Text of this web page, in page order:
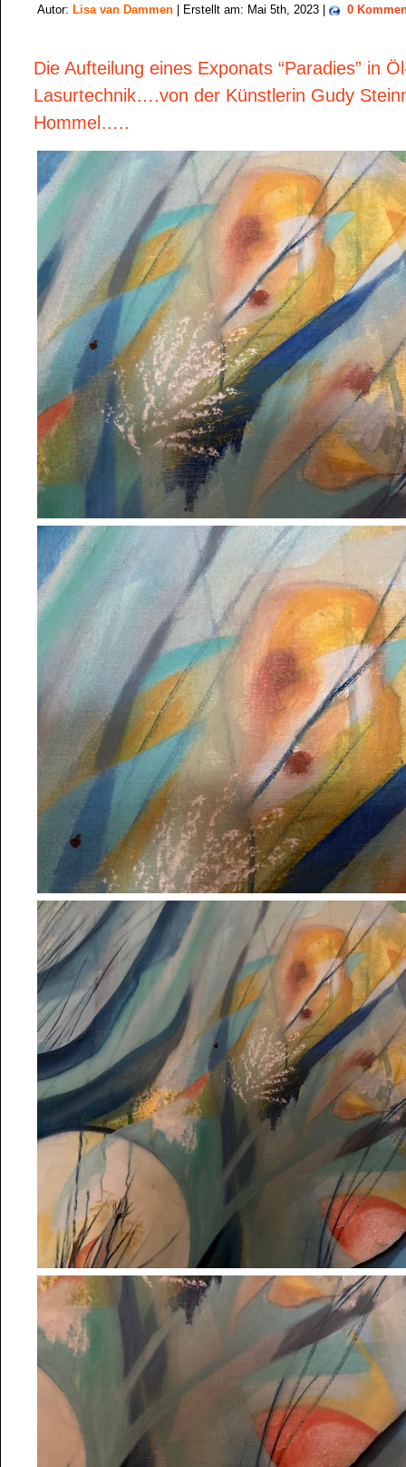
Autor: Lisa van Dammen | Erstellt am: Mai 5th, 2023 | 0
Die Aufteilung eines Exponats “Paradies” in
Lasurtechnik….von der Künstlerin Gudy
Hommel…..